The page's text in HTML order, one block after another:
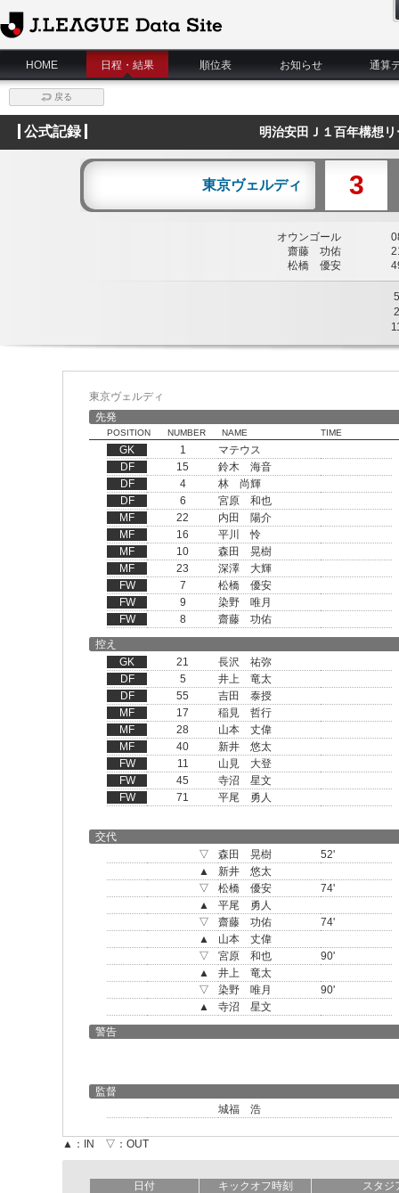
J.League Data Site
HOME
日程・結果 順位表 お知らせ 通算
戻る
公式記録 明治安田Ｊ１百年構想
東京ヴェルディ 3
オウンゴール
齋藤 功佑
松橋 優安
5
2
東京ヴェルディ
先発
POSITION NUMBER NAME TIME
GK 1
マテウス
DF
15
鈴木 海音
DF
4
林 尚輝
DF
6
宮原 和也
MF
22
内田 陽介
MF
16
平川 怜
MF
10
森田 晃樹
MF
23
深澤 大輝
FW
7
松橋 優安
FW
9
染野 唯月
FW
8
齋藤 功佑
控え
GK
21
長沢 祐弥
DF
5
井上 竜太
DF
55
吉田 泰授
MF
17
稲見 哲行
MF
28
山本 丈偉
MF
40
新井 悠太
FW
11
山見 大登
FW
45
寺沼 星文
FW
71 平尾 勇人
交代
▽
森田 晃樹
52'
▲
新井 悠太
▽
松橋 優安
74'
▲
平尾 勇人
▽
齋藤 功佑
74'
▲
山本 丈偉
▽
宮原 和也
90'
▲
井上 竜太
▽
染野 唯月
90'
▲
寺沼 星文
警告
監督
城福 浩
▲：IN ▽：OUT
日付 キックオフ時刻
スタジ